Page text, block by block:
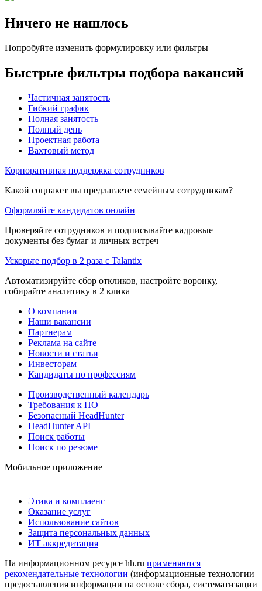
Ничего не нашлось
Попробуйте изменить формулировку или фильтры
Быстрые фильтры подбора вакансий
Частичная занятость
Гибкий график
Полная занятость
Полный день
Проектная работа
Вахтовый метод
Корпоративная поддержка сотрудников
Какой соцпакет вы предлагаете семейным сотрудникам?
Оформляйте кандидатов онлайн
Проверяйте сотрудников и подписывайте кадровые
документы без бумаг и личных встреч
Ускорьте подбор в 2 раза с Talantix
Автоматизируйте сбор откликов, настройте воронку,
собирайте аналитику в 2 клика
О компании
Наши вакансии
Партнерам
Реклама на сайте
Новости и статьи
Инвесторам
Кандидаты по профессиям
Производственный календарь
Требования к ПО
Безопасный HeadHunter
HeadHunter API
Поиск работы
Поиск по резюме
Мобильное приложение
Этика и комплаенс
Оказание услуг
Использование сайтов
Защита персональных данных
ИТ аккредитация
На информационном ресурсе hh.ru применяются
рекомендательные технологии (информационные технологии
предоставления информации на основе сбора, систематизации